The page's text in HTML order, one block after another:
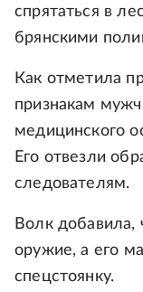
спрятаться в
брянскими
Как отметила
признакам
медицинского
Его отвезли
следователям.
Волк добавила,
оружие, а его
спецстоянку.